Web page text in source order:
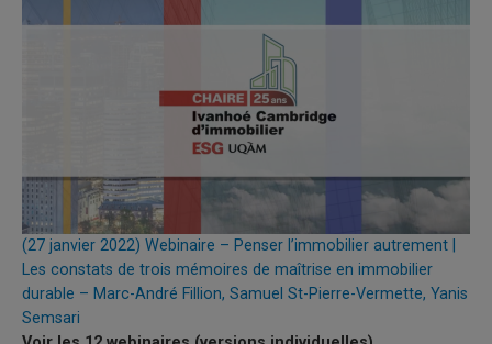
(27 janvier 2022) Webinaire – Penser l’immobilier autrement |
Les constats de trois mémoires de maîtrise en immobilier
durable – Marc-André Fillion, Samuel St-Pierre-Vermette, Yanis
Semsari